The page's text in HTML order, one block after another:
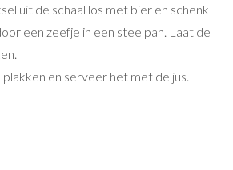
uit de schaal los met bier en schenk
een zeefje in een steelpan. Laat de
plakken en serveer het met de jus.